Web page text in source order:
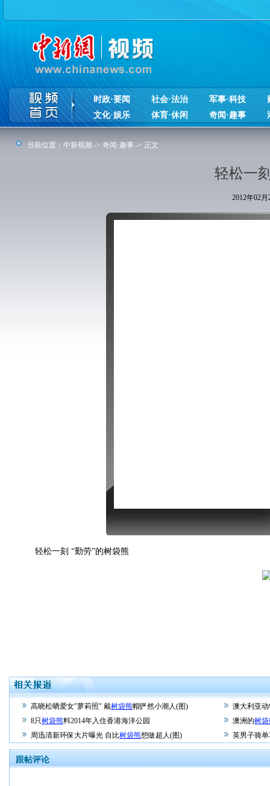
时政·要闻 社会·法治 军事·科技
文化·娱乐
体育·休闲 奇闻·趣事
当前位置： 中新视频 -> 奇闻·趣事 -> 正文
轻松一
2012年02
轻松一刻 “勤劳”的树袋熊
高晓松晒爱女"萝莉照" 戴树袋熊帽俨然小潮人(图)
澳大利亚
8只树袋熊料2014年入住香港海洋公园 澳洲的树
周迅清新环保大片曝光 自比树袋熊想做超人(图) 英男子骑
跟帖评论